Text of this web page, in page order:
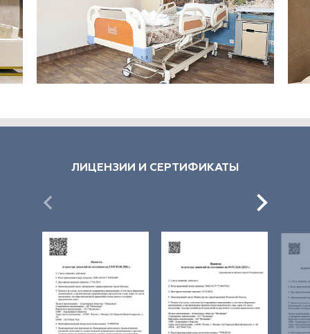
ЛИЦЕНЗИИ И СЕРТИФИКАТЫ